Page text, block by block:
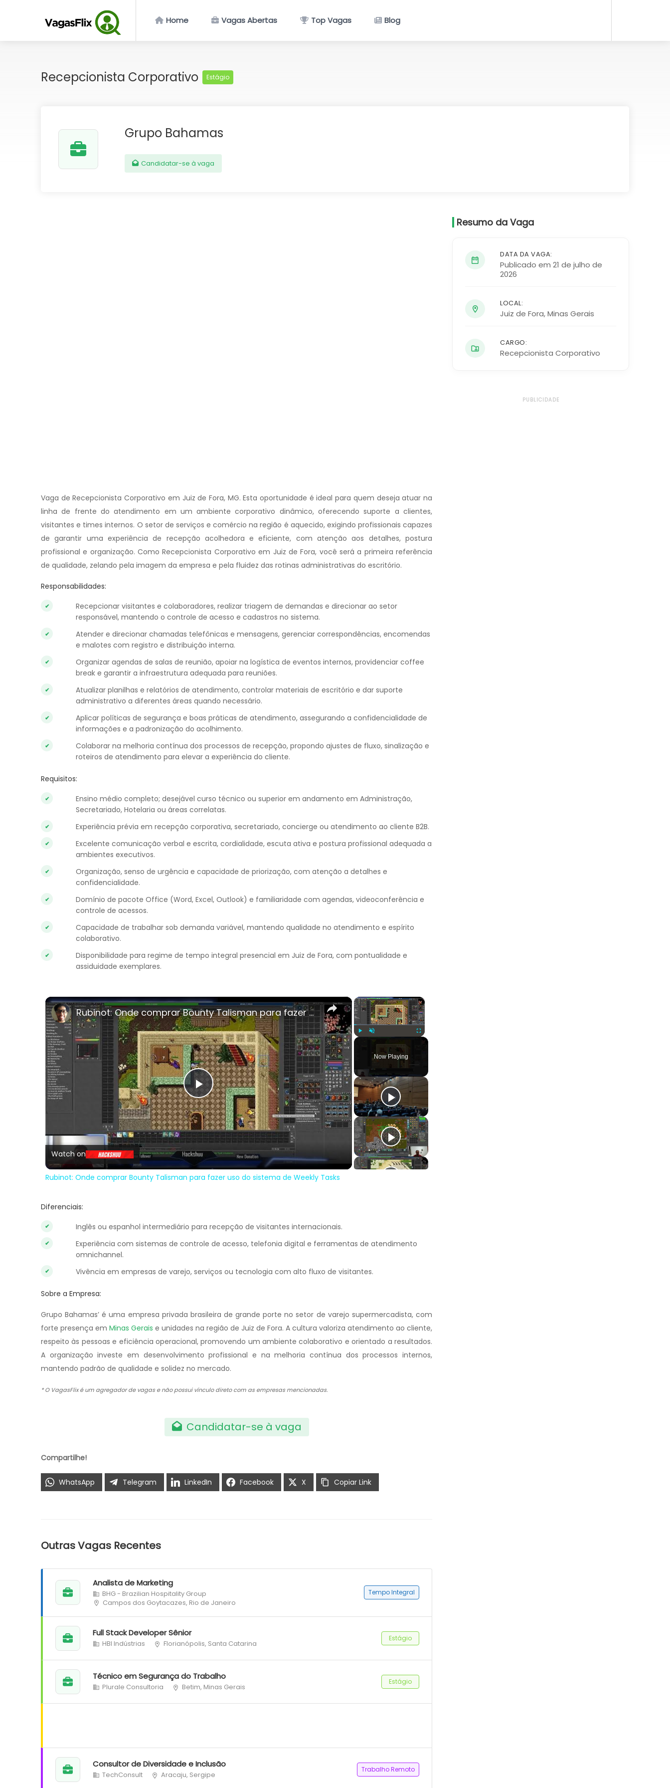
Home Vagas Abertas Top Vagas Blog
Recepcionista Corporativo Estágio
Grupo Bahamas
Candidatar-se à vaga
Vaga de Recepcionista Corporativo em Juiz de Fora, MG. Esta oportunidade é ideal para quem deseja atuar na
linha de frente do atendimento em um ambiente corporativo dinâmico, oferecendo suporte a clientes,
visitantes e times internos. O setor de serviços e comércio na região é aquecido, exigindo profissionais capazes
de garantir uma experiência de recepção acolhedora e eficiente, com atenção aos detalhes, postura
profissional e organização. Como Recepcionista Corporativo em Juiz de Fora, você será a primeira referência
de qualidade, zelando pela imagem da empresa e pela fluidez das rotinas administrativas do escritório.
Responsabilidades:
Recepcionar visitantes e colaboradores, realizar triagem de demandas e direcionar ao setor
responsável, mantendo o controle de acesso e cadastros no sistema.
Atender e direcionar chamadas telefônicas e mensagens, gerenciar correspondências, encomendas
e malotes com registro e distribuição interna.
Organizar agendas de salas de reunião, apoiar na logística de eventos internos, providenciar coffee
break e garantir a infraestrutura adequada para reuniões.
Atualizar planilhas e relatórios de atendimento, controlar materiais de escritório e dar suporte
administrativo a diferentes áreas quando necessário.
Aplicar políticas de segurança e boas práticas de atendimento, assegurando a confidencialidade de
informações e a padronização do acolhimento.
Colaborar na melhoria contínua dos processos de recepção, propondo ajustes de fluxo, sinalização e
roteiros de atendimento para elevar a experiência do cliente.
Requisitos:
Ensino médio completo; desejável curso técnico ou superior em andamento em Administração,
Secretariado, Hotelaria ou áreas correlatas.
Experiência prévia em recepção corporativa, secretariado, concierge ou atendimento ao cliente B2B.
Excelente comunicação verbal e escrita, cordialidade, escuta ativa e postura profissional adequada a
ambientes executivos.
Organização, senso de urgência e capacidade de priorização, com atenção a detalhes e
confidencialidade.
Domínio de pacote Office (Word, Excel, Outlook) e familiaridade com agendas, videoconferência e
controle de acessos.
Capacidade de trabalhar sob demanda variável, mantendo qualidade no atendimento e espírito
colaborativo.
Disponibilidade para regime de tempo integral presencial em Juiz de Fora, com pontualidade e
assiduidade exemplares.
×
Fullscreen
Now Playing
×
Play
Video
Rubinot: Onde comprar Bounty Talisman para fazer uso do sistema de Weekly Tasks
Watch on
Rubinot: Onde comprar Bounty Talisman para fazer uso do sistema de Weekly Tasks
Diferenciais:
Inglês ou espanhol intermediário para recepção de visitantes internacionais.
Experiência com sistemas de controle de acesso, telefonia digital e ferramentas de atendimento
omnichannel.
Vivência em empresas de varejo, serviços ou tecnologia com alto fluxo de visitantes.
Sobre a Empresa:
Grupo Bahamas’ é uma empresa privada brasileira de grande porte no setor de varejo supermercadista, com
forte presença em Minas Gerais e unidades na região de Juiz de Fora. A cultura valoriza atendimento ao cliente,
respeito às pessoas e eficiência operacional, promovendo um ambiente colaborativo e orientado a resultados.
A organização investe em desenvolvimento profissional e na melhoria contínua dos processos internos,
mantendo padrão de qualidade e solidez no mercado.
* O VagasFlix é um agregador de vagas e não possui vínculo direto com as empresas mencionadas.
Candidatar-se à vaga
Compartilhe!
WhatsApp Telegram LinkedIn Facebook X Copiar Link
Outras Vagas Recentes
Analista de Marketing
BHG - Brazilian Hospitality Group
Campos dos Goytacazes, Rio de Janeiro
Tempo Integral
Full Stack Developer Sênior
HBI Indústrias Florianópolis, Santa Catarina
Estágio
Técnico em Segurança do Trabalho
Plurale Consultoria Betim, Minas Gerais
Estágio
Consultor de Diversidade e Inclusão
TechConsult Aracaju, Sergipe
Trabalho Remoto
Resumo da Vaga
DATA DA VAGA:
Publicado em 21 de julho de
2026
LOCAL:
Juiz de Fora,Minas Gerais
CARGO:
Recepcionista Corporativo
PUBLICIDADE